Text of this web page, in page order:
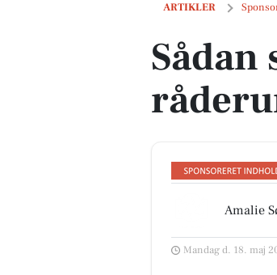
ARTIKLER
Sådan skaber du
Amalie
Mandag d. 18. maj